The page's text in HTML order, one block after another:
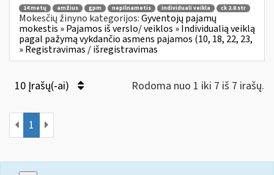
14 metų amžius gpm nepilnametis individuali veikla ck 2.8 str
Mokesčių žinyno kategorijos:Gyventojų pajamų
mokestis » Pajamos iš verslo/ veiklos » Individualią veiklą
pagal pažymą vykdančio asmens pajamos (10, 18, 22, 23,
» Registravimas / išregistravimas
10 Įrašų(-ai) Rodoma nuo 1 iki 7 iš 7 irašų.
1